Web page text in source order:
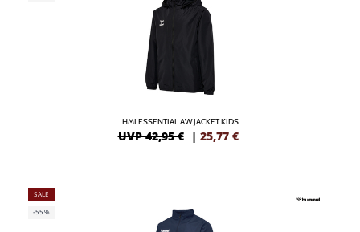
HMLESSENTIAL AW JACKET KIDS
UVP 42,95 € | 25,77 €
SALE
-55%